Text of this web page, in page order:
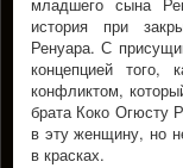
история при
Ренуара. С
концепцией
конфликтом,
брата Коко Огюсту
в эту женщину, но
в красках.